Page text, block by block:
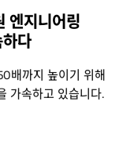
지니어링
다
배까지 높이기 위해
가속하고 있습니다.